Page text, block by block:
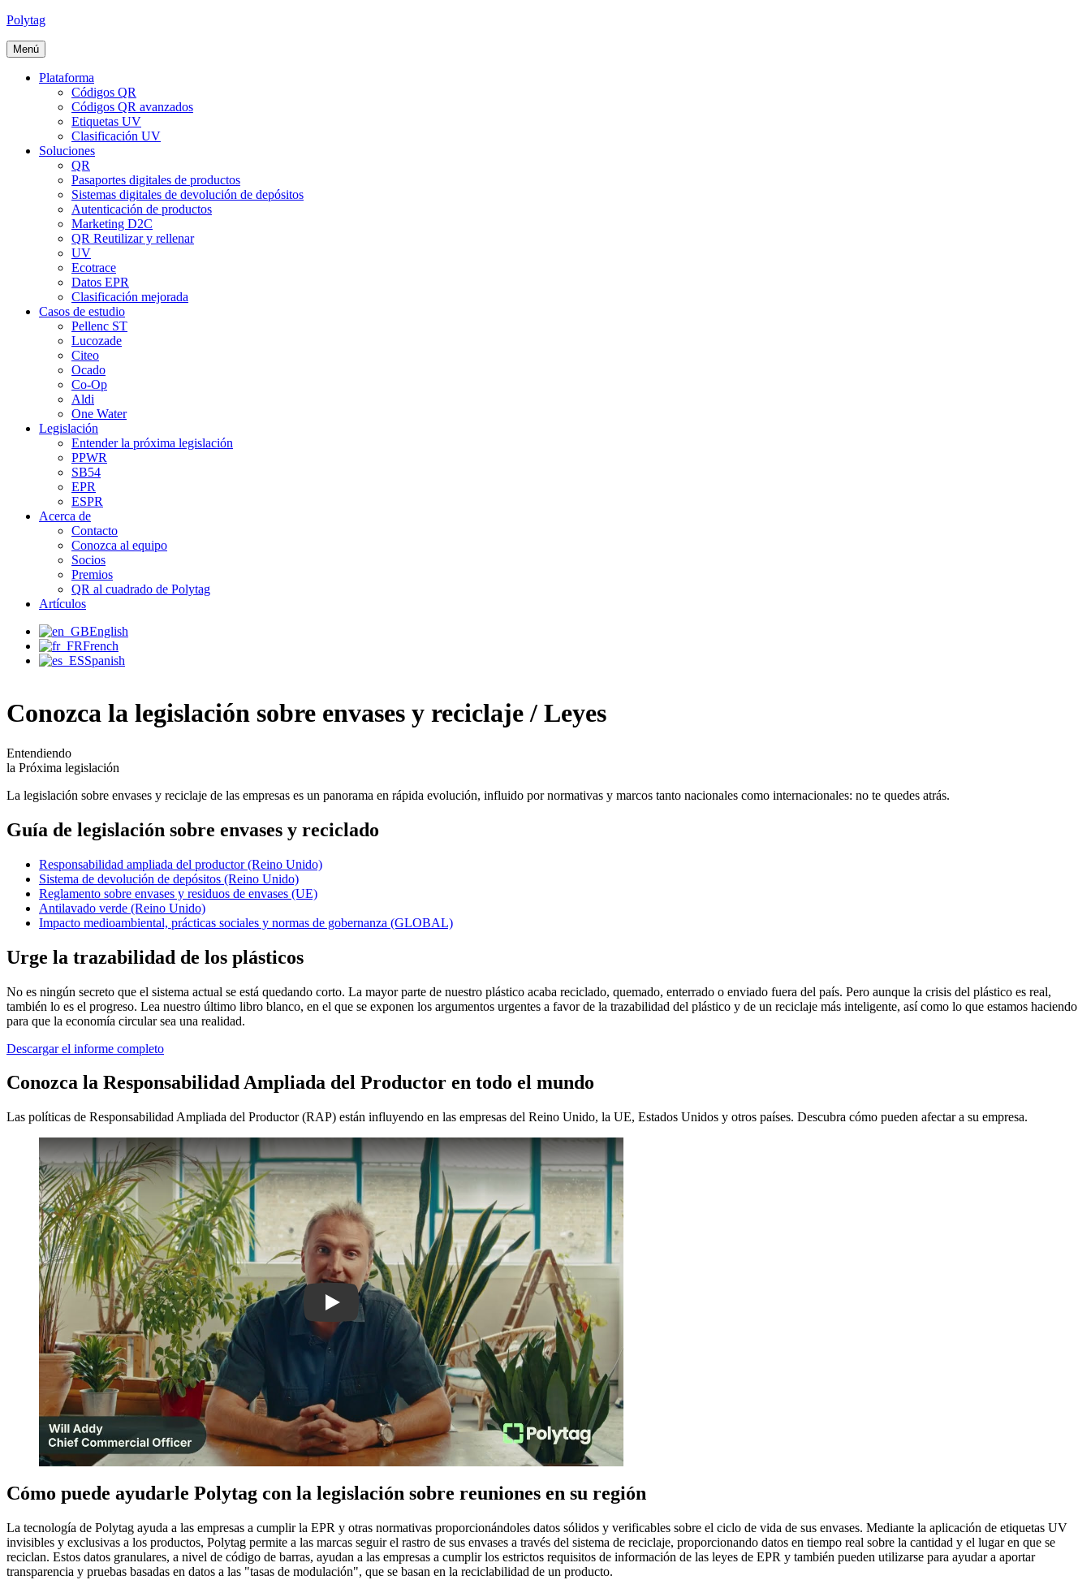
Polytag
Menú
Plataforma
Códigos QR
Códigos QR avanzados
Etiquetas UV
Clasificación UV
Soluciones
QR
Pasaportes digitales de productos
Sistemas digitales de devolución de depósitos
Autenticación de productos
Marketing D2C
QR Reutilizar y rellenar
UV
Ecotrace
Datos EPR
Clasificación mejorada
Casos de estudio
Pellenc ST
Lucozade
Citeo
Ocado
Co-Op
Aldi
One Water
Legislación
Entender la próxima legislación
PPWR
SB54
EPR
ESPR
Acerca de
Contacto
Conozca al equipo
Socios
Premios
QR al cuadrado de Polytag
Artículos
English
French
Spanish
Conozca la legislación sobre envases y reciclaje / Leyes
Entendiendo
la Próxima legislación
La legislación sobre envases y reciclaje de las empresas es un panorama en rápida evolución, influido por normativas y marcos tanto nacionales como internacionales: no te quedes atrás.
Guía de legislación sobre envases y reciclado
Responsabilidad ampliada del productor (Reino Unido)
Sistema de devolución de depósitos (Reino Unido)
Reglamento sobre envases y residuos de envases (UE)
Antilavado verde (Reino Unido)
Impacto medioambiental, prácticas sociales y normas de gobernanza (GLOBAL)
Urge la trazabilidad de los plásticos
No es ningún secreto que el sistema actual se está quedando corto. La mayor parte de nuestro plástico acaba reciclado, quemado, enterrado o enviado fuera del país. Pero aunque la crisis del plástico es real,
también lo es el progreso. Lea nuestro último libro blanco, en el que se exponen los argumentos urgentes a favor de la trazabilidad del plástico y de un reciclaje más inteligente, así como lo que estamos haciendo
para que la economía circular sea una realidad.
Descargar el informe completo
Conozca la Responsabilidad Ampliada del Productor en todo el mundo
Las políticas de Responsabilidad Ampliada del Productor (RAP) están influyendo en las empresas del Reino Unido, la UE, Estados Unidos y otros países. Descubra cómo pueden afectar a su empresa.
Play
Cómo puede ayudarle Polytag con la legislación sobre reuniones en su región
La tecnología de Polytag ayuda a las empresas a cumplir la EPR y otras normativas proporcionándoles datos sólidos y verificables sobre el ciclo de vida de sus envases. Mediante la aplicación de etiquetas UV
invisibles y exclusivas a los productos, Polytag permite a las marcas seguir el rastro de sus envases a través del sistema de reciclaje, proporcionando datos en tiempo real sobre la cantidad y el lugar en que se
reciclan. Estos datos granulares, a nivel de código de barras, ayudan a las empresas a cumplir los estrictos requisitos de información de las leyes de EPR y también pueden utilizarse para ayudar a aportar
transparencia y pruebas basadas en datos a las "tasas de modulación", que se basan en la reciclabilidad de un producto.